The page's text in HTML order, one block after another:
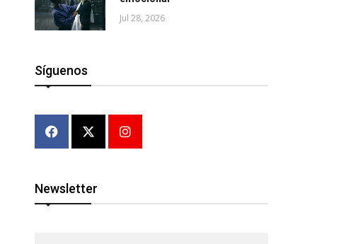
Jul 28, 2026
Síguenos
Newsletter